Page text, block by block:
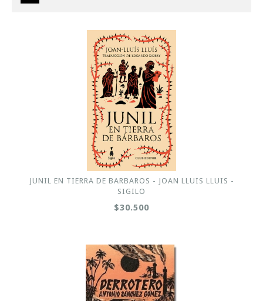
JUNIL EN TIERRA DE BARBAROS - JOAN LLUIS LLUIS -
SIGILO
$30.500